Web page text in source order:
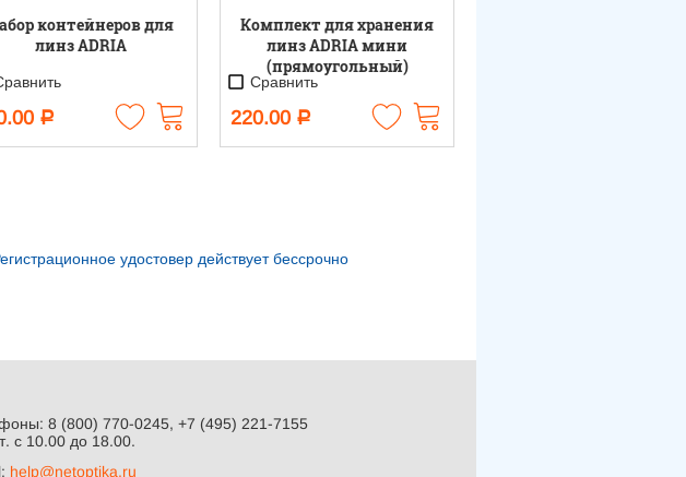
контейнеров для
линз ADRIA
Р
Комплект для хранения
линз ADRIA мини
(прямоугольный)
Сравнить
220.00 Р
удостовер действуетбессрочно
8 (800) 770-0245, +7 (495) 221-7155
с 10.00 до 18.00.
help@netoptika.ru